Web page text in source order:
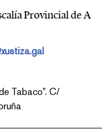
Provincial de A
Tabaco”. C/